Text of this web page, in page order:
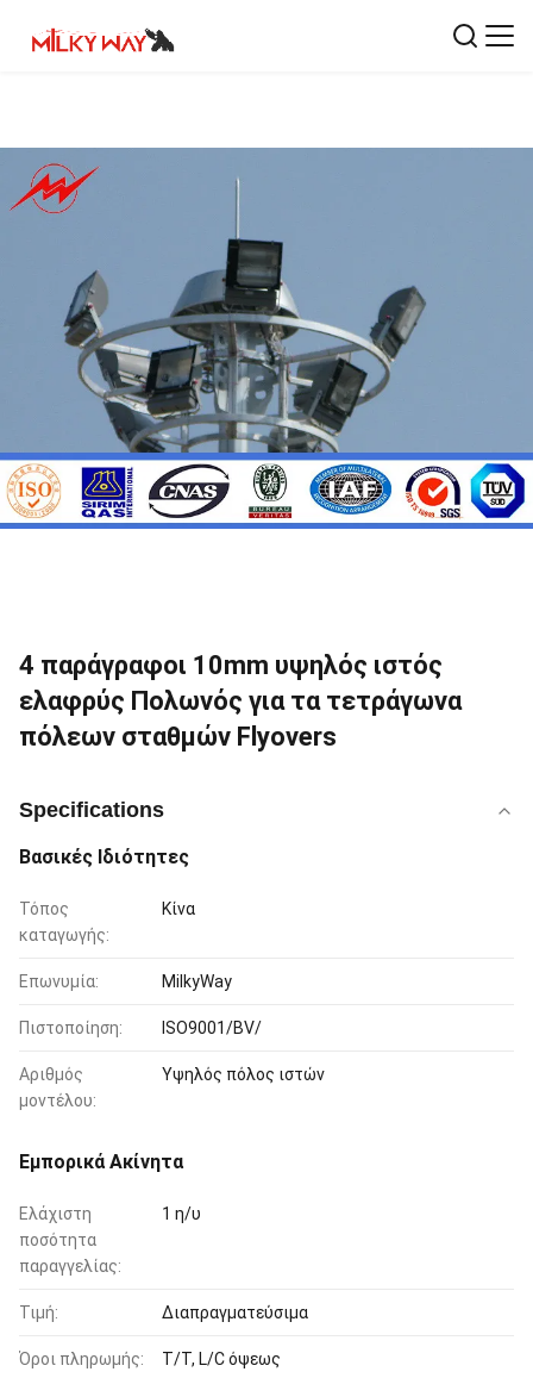
4 παράγραφοι 10mm υψηλός ιστός
ελαφρύς Πολωνός για τα τετράγωνα
πόλεων σταθμών Flyovers
Specifications
Βασικές Ιδιότητες
Τόπος
καταγωγής:
Κίνα
Επωνυμία: MilkyWay
Πιστοποίηση: ISO9001/BV/
Αριθμός
μοντέλου:
Υψηλός πόλος ιστών
Εμπορικά Ακίνητα
Ελάχιστη
ποσότητα
παραγγελίας:
1 η/υ
Τιμή: Διαπραγματεύσιμα
Όροι πληρωμής: T/T, L/C όψεως